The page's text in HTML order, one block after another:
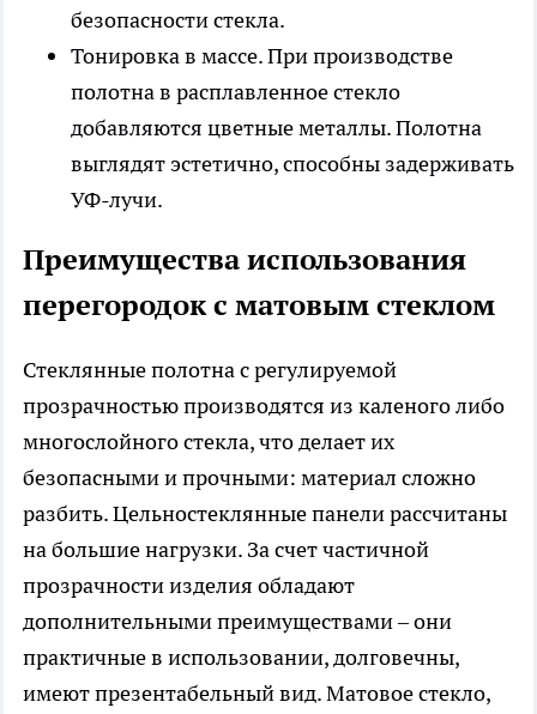
безопасности стекла.
Тонировка в массе. При производстве
полотна в расплавленное стекло
добавляются цветные металлы. Полотна
выглядят эстетично, способны задерживать
УФ-лучи.
Преимущества использования
перегородок с матовым стеклом
Стеклянные полотна с регулируемой
прозрачностью производятся из каленого либо
многослойного стекла, что делает их
безопасными и прочными: материал сложно
разбить. Цельностеклянные панели рассчитаны
на большие нагрузки. За счет частичной
прозрачности изделия обладают
дополнительными преимуществами – они
практичные в использовании, долговечны,
имеют презентабельный вид. Матовое стекло,